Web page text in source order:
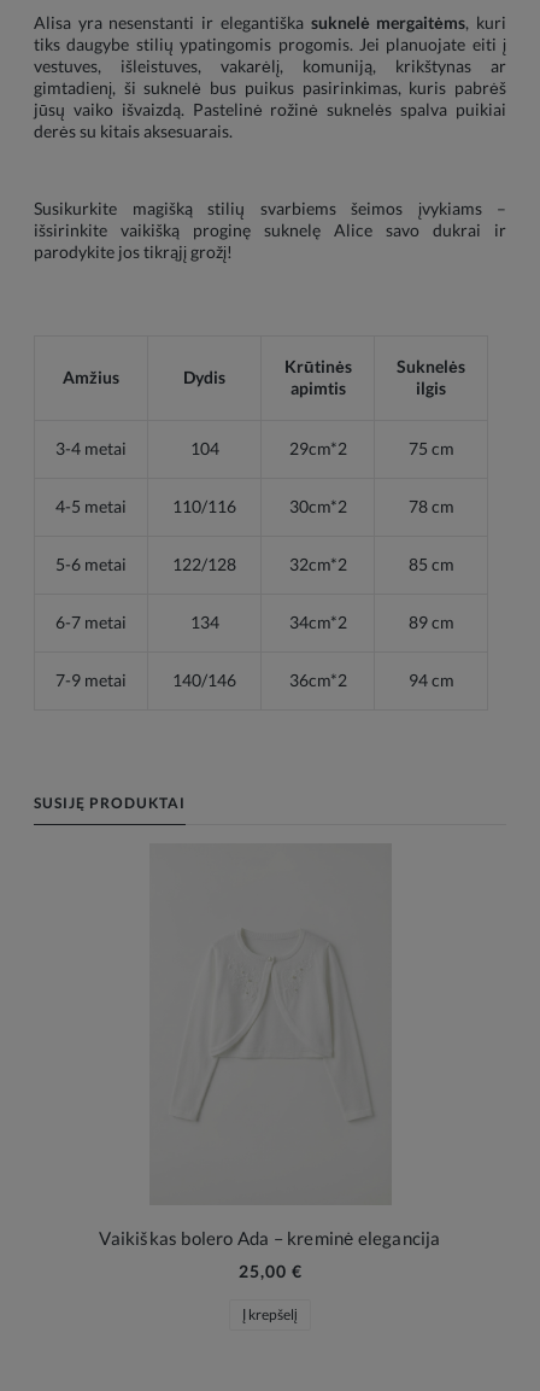
Alisa yra nesenstanti ir elegantiška suknelė mergaitėms, kuri
tiks daugybe stilių ypatingomis progomis. Jei planuojate eiti į
vestuves, išleistuves, vakarėlį, komuniją, krikštynas ar
gimtadienį, ši suknelė bus puikus pasirinkimas, kuris pabrėš
jūsų vaiko išvaizdą. Pastelinė rožinė suknelės spalva puikiai
derės su kitais aksesuarais.
Susikurkite magišką stilių svarbiems šeimos įvykiams –
išsirinkite vaikišką proginę suknelę Alice savo dukrai ir
parodykite jos tikrąjį grožį!
Amžius Dydis
Krūtinės
apimtis
Suknelės
ilgis
3-4 metai 104 29cm*2 75 cm
4-5 metai 110/116 30cm*2 78 cm
5-6 metai 122/128 32cm*2 85 cm
6-7 metai 134 34cm*2 89 cm
7-9 metai 140/146 36cm*2 94 cm
SUSIJĘ PRODUKTAI
Vaikiškas bolero Ada – kreminė elegancija
25,00 €
Į krepšelį